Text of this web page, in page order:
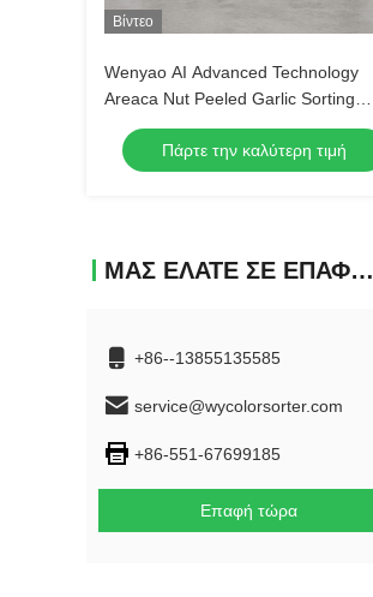
Βίντεο
Wenyao AI Advanced Technology
Areaca Nut Peeled Garlic Sorting
Machine Optical Bean Rice Pumpkin
Seed Color Sorter
Πάρτε την καλύτερη τιμή
ΜΑΣ ΕΛΆΤΕ ΣΕ ΕΠΑΦΉ ΜΕ
+86--13855135585
service@wycolorsorter.com
+86-551-67699185
Επαφή τώρα